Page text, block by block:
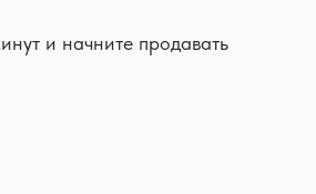
и начните продавать